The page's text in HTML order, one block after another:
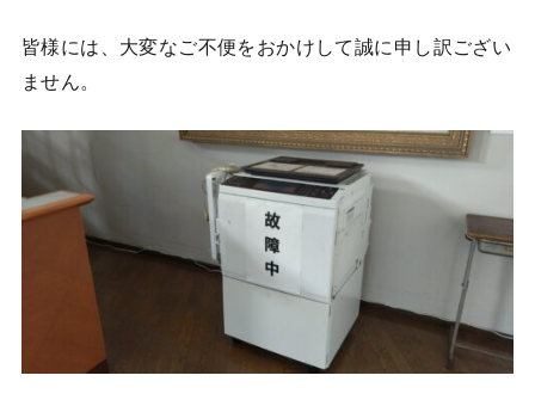
皆様には、大変なご不便をおかけして誠に申し訳ござい
ません。